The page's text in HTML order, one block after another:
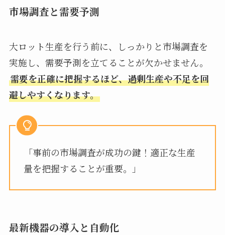
市場調査と需要予測
大ロット生産を行う前に、しっかりと市場調査を
実施し、需要予測を立てることが欠かせません。
需要を正確に把握するほど、過剰生産や不足を回
避しやすくなります。
「事前の市場調査が成功の鍵！適正な生産
量を把握することが重要。」
最新機器の導入と自動化